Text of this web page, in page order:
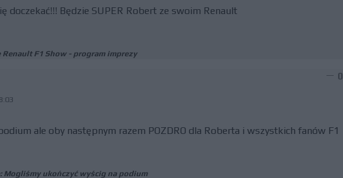
doczekać!!! Będzie SUPER Robert ze swoim Renault
Renault F1 Show - program imprezy
0
ale oby następnym razem POZDRO dla Roberta i wszystkich fanów F1
Mogliśmy ukończyć wyścig na podium